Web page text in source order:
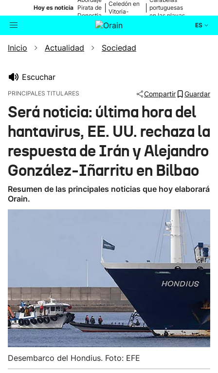
Hoy es noticia Pirata de
Donostia
Celedón en
Vitoria-
portuguesas
en las playas
ES
Buscador Actualidad
Ikusmiran
Eguraldia
Inicio Actualidad Sociedad
Escuchar
PRINCIPALES TITULARES Compartir Guardar
Será noticia: última hora del
hantavirus, EE. UU. rechaza la
respuesta de Irán y Alejandro
González-Iñarritu en Bilbao
Resumen de las principales noticias que hoy elaborará
Orain.
Desembarco del Hondius. Foto: EFE